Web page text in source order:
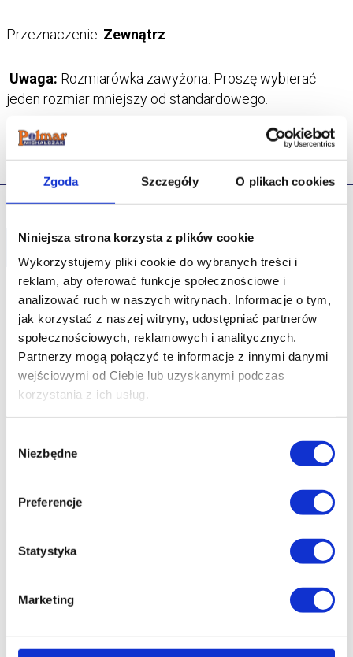
Zgoda Szczegóły O plikach cookies
Niniejsza strona korzysta z plików cookie
Wykorzystujemy pliki cookie do wybranych treści i
reklam, aby oferować funkcje społecznościowe i
analizować ruch w naszych witrynach. Informacje o tym,
jak korzystać z naszej witryny, udostępniać partnerów
społecznościowych, reklamowych i analitycznych.
Partnerzy mogą połączyć te informacje z innymi danymi
wejściowymi od Ciebie lub uzyskanymi podczas
korzystania z ich usług.
zgody
Niezbędne
Preferencje
Statystyka
Marketing
Przeznaczenie: Zewnątrz
Uwaga: Rozmiarówka zawyżona. Proszę wybierać
jeden rozmiar mniejszy od standardowego.
Udostępnij
Zobacz produkty
o innych parametrach